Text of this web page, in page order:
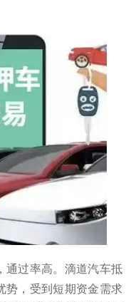
通过率高。滴道汽车抵
势，受到短期资金需求